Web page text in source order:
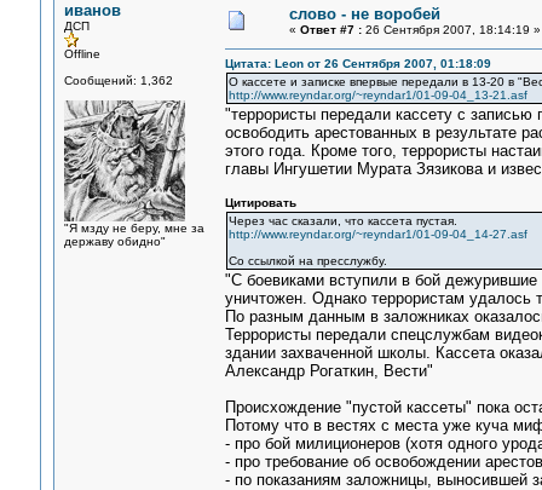
иванов
ДСП
Offline
Сообщений: 1,362
"Я мзду не беру, мне за
державу обидно"
слово - не воробей
« Ответ #7 :26 Сентября 2007, 18:14:19 »
Цитата: Leon от 26 Сентября 2007, 01:18:09
О кассете и записке впервые передали в 13-20 в
http://www.reyndar.org/~reyndar1/01-09-04_13-21.asf
"террористы передали кассету с
освободить арестованных в результате
этого года. Кроме того, террористы
главы Ингушетии Мурата Зязикова и
Цитировать
Через час сказали, что кассета пустая.
http://www.reyndar.org/~reyndar1/01-09-04_14-27.asf
Со ссылкой на пресслужбу.
"С боевиками вступили в бой
уничтожен. Однако террористам удалось
По разным данным в заложниках
Террористы передали спецслужбам
здании захваченной школы. Кассета
Александр Рогаткин, Вести"
Происхождение "пустой кассеты" пока
Потому что в вестях с места уже куча
- про бой милиционеров (хотя одного
- про требование об освобождении
- по показаниям заложницы, выносившей